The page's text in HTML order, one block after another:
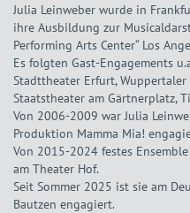
Julia Leinweber wurde in
ihre Ausbildung zur
Performing Arts Center“ Los
Es folgten Gast-Engagements
Stadttheater Erfurt, Wuppertaler
Staatstheater am Gärtnerplatz,
Von 2006-2009 war Julia
Produktion Mamma Mia!
Von 2015-2024 festes
am Theater Hof.
Seit Sommer 2025 ist sie am
Bautzen engagiert.